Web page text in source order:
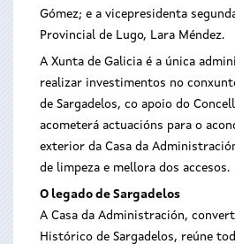
Gómez; e a vicepresidenta
Provincial de Lugo, Lara Méndez.
A Xunta de Galicia é a única
realizar investimentos no
de Sargadelos, co apoio do
acometerá actuacións para o
exterior da Casa da
de limpeza e mellora dos accesos.
O legado de Sargadelos
A Casa da Administración,
Histórico de Sargadelos, reúne